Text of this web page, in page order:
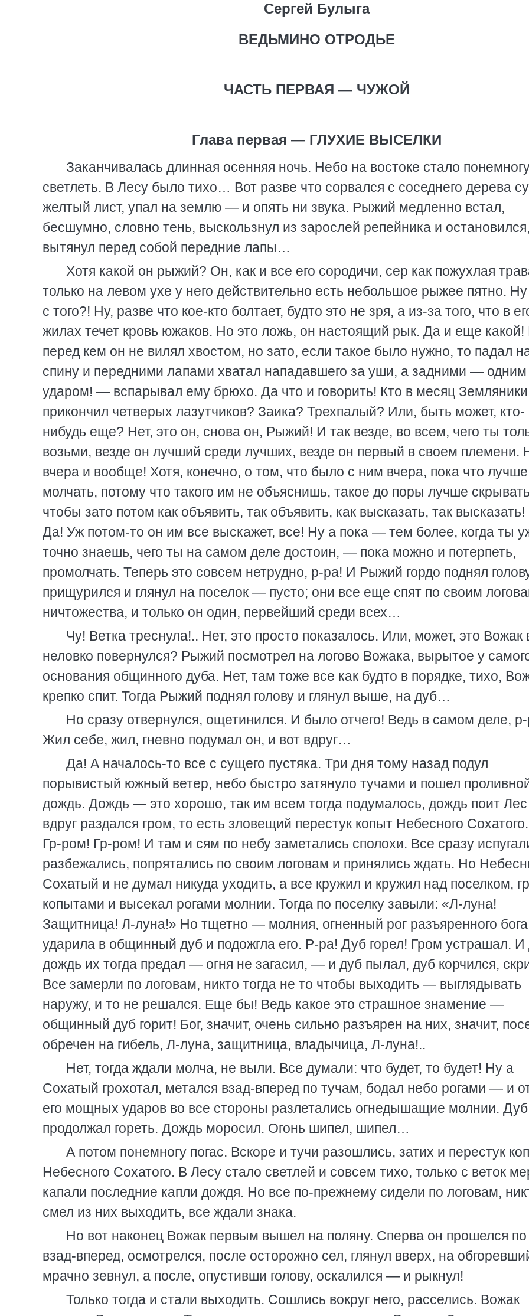
Сергей Булыга
ВЕДЬМИНО ОТРОДЬЕ
ЧАСТЬ ПЕРВАЯ — ЧУЖОЙ
Глава первая — ГЛУХИЕ ВЫСЕЛКИ
Заканчивалась длинная осенняя ночь. Небо на востоке стало
светлеть. В Лесу было тихо… Вот разве что сорвался с соседнего дерева
желтый лист, упал на землю — и опять ни звука. Рыжий медленно встал,
бесшумно, словно тень, выскользнул из зарослей репейника и остановился,
вытянул перед собой передние лапы…
Хотя какой он рыжий? Он, как и все его сородичи, сер как пожухлая
только на левом ухе у него действительно есть небольшое рыжее пятно. Ну
с того?! Ну, разве что кое-кто болтает, будто это не зря, а из-за того, что в
жилах течет кровь южаков. Но это ложь, он настоящий рык. Да и еще какой!
перед кем он не вилял хвостом, но зато, если такое было нужно, то падал
спину и передними лапами хватал нападавшего за уши, а задними — одним
ударом! — вспарывал ему брюхо. Да что и говорить! Кто в месяц
прикончил четверых лазутчиков? Заика? Трехпалый? Или, быть может, кто-
нибудь еще? Нет, это он, снова он, Рыжий! И так везде, во всем, чего ты
возьми, везде он лучший среди лучших, везде он первый в своем племени.
вчера и вообще! Хотя, конечно, о том, что было с ним вчера, пока что лучше
молчать, потому что такого им не объяснишь, такое до поры лучше
чтобы зато потом как объявить, так объявить, как высказать, так
Да! Уж потом-то он им все выскажет, все! Ну а пока — тем более, когда ты
точно знаешь, чего ты на самом деле достоин, — пока можно и потерпеть,
промолчать. Теперь это совсем нетрудно, р-ра! И Рыжий гордо поднял
прищурился и глянул на поселок — пусто; они все еще спят по своим
ничтожества, и только он один, первейший среди всех…
Чу! Ветка треснула!.. Нет, это просто показалось. Или, может, это Вожак
неловко повернулся? Рыжий посмотрел на логово Вожака, вырытое у
основания общинного дуба. Нет, там тоже все как будто в порядке, тихо,
крепко спит. Тогда Рыжий поднял голову и глянул выше, на дуб…
Но сразу отвернулся, ощетинился. И было отчего! Ведь в самом деле,
Жил себе, жил, гневно подумал он, и вот вдруг…
Да! А началось-то все с сущего пустяка. Три дня тому назад подул
порывистый южный ветер, небо быстро затянуло тучами и пошел
дождь. Дождь — это хорошо, так им всем тогда подумалось, дождь поит
вдруг раздался гром, то есть зловещий перестук копыт Небесного
Гр-ром! Гр-ром! И там и сям по небу заметались сполохи. Все сразу
разбежались, попрятались по своим логовам и принялись ждать. Но
Сохатый и не думал никуда уходить, а все кружил и кружил над поселком,
копытами и высекал рогами молнии. Тогда по поселку завыли: «Л-луна!
Защитница! Л-луна!» Но тщетно — молния, огненный рог разъяренного
ударила в общинный дуб и подожгла его. Р-ра! Дуб горел! Гром устрашал. И
дождь их тогда предал — огня не загасил, — и дуб пылал, дуб корчился,
Все замерли по логовам, никто тогда не то чтобы выходить — выглядывать
наружу, и то не решался. Еще бы! Ведь какое это страшное знамение —
общинный дуб горит! Бог, значит, очень сильно разъярен на них, значит,
обречен на гибель, Л-луна, защитница, владычица, Л-луна!..
Нет, тогда ждали молча, не выли. Все думали: что будет, то будет! Ну а
Сохатый грохотал, метался взад-вперед по тучам, бодал небо рогами — и
его мощных ударов во все стороны разлетались огнедышащие молнии. Дуб
продолжал гореть. Дождь моросил. Огонь шипел, шипел…
А потом понемногу погас. Вскоре и тучи разошлись, затих и перестук
Небесного Сохатого. В Лесу стало светлей и совсем тихо, только с веток
капали последние капли дождя. Но все по-прежнему сидели по логовам,
смел из них выходить, все ждали знака.
Но вот наконец Вожак первым вышел на поляну. Сперва он прошелся
взад-вперед, осмотрелся, после осторожно сел, глянул вверх, на
мрачно зевнул, а после, опустивши голову, оскалился — и рыкнул!
Только тогда и стали выходить. Сошлись вокруг него, расселись. Вожак